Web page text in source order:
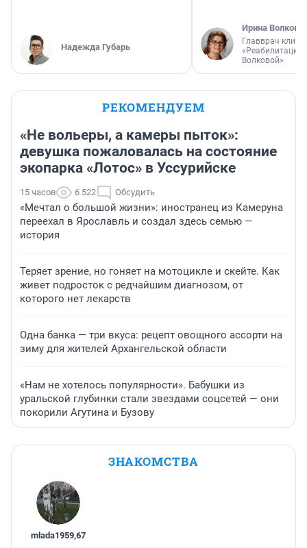
Надежда Губарь
Ирина Волкова
Главврач
«Реабилитация
Волковой»
РЕКОМЕНДУЕМ
«Не вольеры, а камеры пыток»:
девушка пожаловалась на состояние
экопарка «Лотос» в Уссурийске
15 часов 6 522 Обсудить
«Мечтал о большой жизни»: иностранец из Камеруна
переехал в Ярославль и создал здесь семью —
история
Теряет зрение, но гоняет на мотоцикле и скейте. Как
живет подросток с редчайшим диагнозом, от
которого нет лекарств
Одна банка — три вкуса: рецепт овощного ассорти на
зиму для жителей Архангельской области
«Нам не хотелось популярности». Бабушки из
уральской глубинки стали звездами соцсетей — они
покорили Агутина и Бузову
ЗНАКОМСТВА
mlada1959,67